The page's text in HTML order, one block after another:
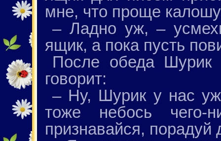
мне, что проще
– Ладно уж, –
ящик, а пока пусть
После обеда
говорит:
– Ну, Шурик у нас
тоже небось чего-
признавайся, порадуй